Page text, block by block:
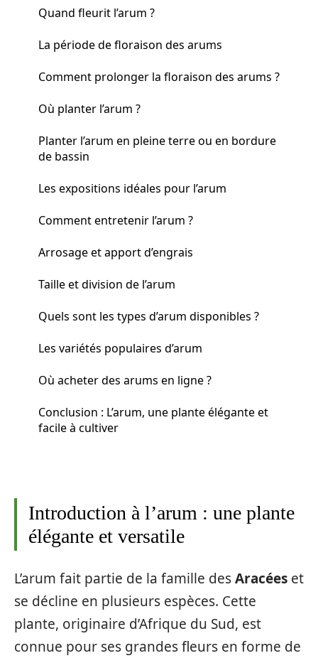
Quand fleurit l’arum ?
La période de floraison des arums
Comment prolonger la floraison des arums ?
Où planter l’arum ?
Planter l’arum en pleine terre ou en bordure
de bassin
Les expositions idéales pour l’arum
Comment entretenir l’arum ?
Arrosage et apport d’engrais
Taille et division de l’arum
Quels sont les types d’arum disponibles ?
Les variétés populaires d’arum
Où acheter des arums en ligne ?
Conclusion : L’arum, une plante élégante et
facile à cultiver
Introduction à l’arum : une plante
élégante et versatile
L’arum fait partie de la famille desAracées et
se décline en plusieurs espèces. Cette
plante, originaire d’Afrique du Sud, est
connue pour ses grandes fleurs en forme de